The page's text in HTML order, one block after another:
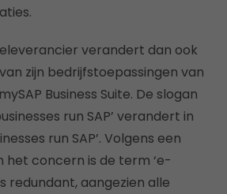
verandert dan ook
zijn bedrijfstoepassingen van
Business Suite. De slogan
run SAP’ verandert in
run SAP’. Volgens een
concern is de term ‘e-
redundant, aangezien alle